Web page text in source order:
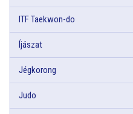
ITF Taekwon-do
Íjászat
Jégkorong
Judo